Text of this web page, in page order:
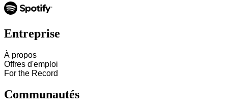
Entreprise
À propos
Offres d'emploi
For the Record
Communautés